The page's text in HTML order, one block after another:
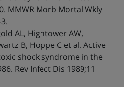
MMWR Morb Mortal Wkly
AL, Hightower AW,
B, Hoppe C et al. Active
shock syndrome in the
Rev Infect Dis 1989;11